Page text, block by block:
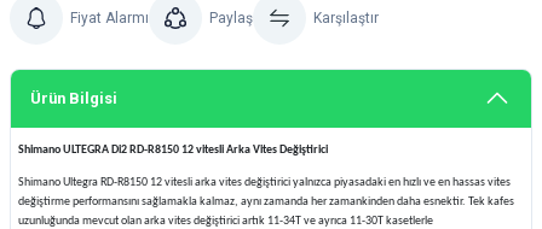
Fiyat Alarmı Paylaş Karşılaştır
Ürün Bilgisi
Shimano ULTEGRA Di2 RD-R8150 12 vitesli Arka Vites Değiştirici
Shimano Ultegra RD-R8150 12 vitesli arka vites değiştirici yalnızca piyasadaki en hızlı ve en hassas vites
değiştirme performansını sağlamakla kalmaz, aynı zamanda her zamankinden daha esnektir. Tek kafes
uzunluğunda mevcut olan arka vites değiştirici artık 11-34T ve ayrıca 11-30T kasetlerle